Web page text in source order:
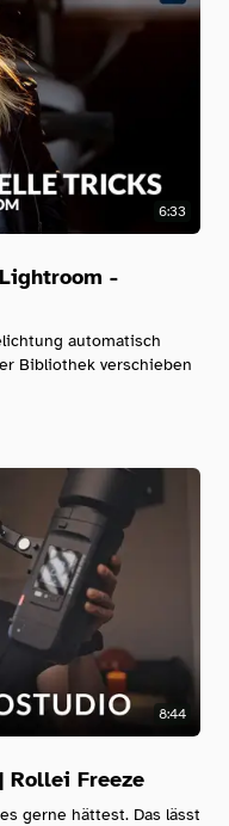
6:33
-
automatisch
Bibliothek verschieben
8:44
Rollei Freeze
gerne hättest. Das lässt